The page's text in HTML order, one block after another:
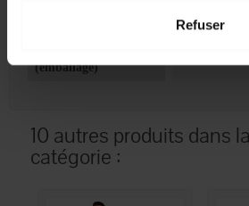
Refuser
(emballage)
10 autres produits dans
catégorie :